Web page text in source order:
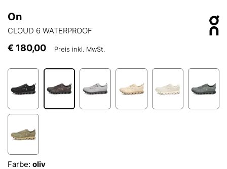
On
CLOUD 6 WATERPROOF
€ 180,00 Preis inkl. MwSt.
Farbe: oliv